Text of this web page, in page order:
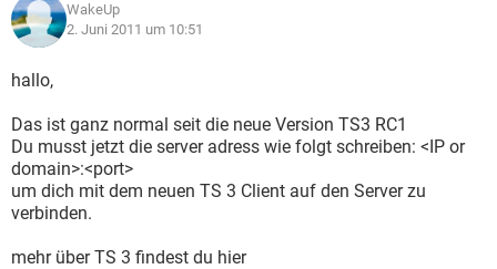
WakeUp
2. Juni 2011 um 10:51
hallo,
Das ist ganz normal seit die neue Version TS3 RC1
Du musst jetzt die server adress wie folgt schreiben: <IP or
domain>:<port>
um dich mit dem neuen TS 3 Client auf den Server zu
verbinden.
mehr über TS 3 findest du hier